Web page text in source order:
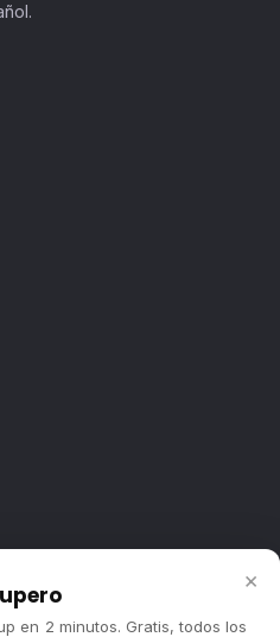
×
en 2 minutos. Gratis, todos los